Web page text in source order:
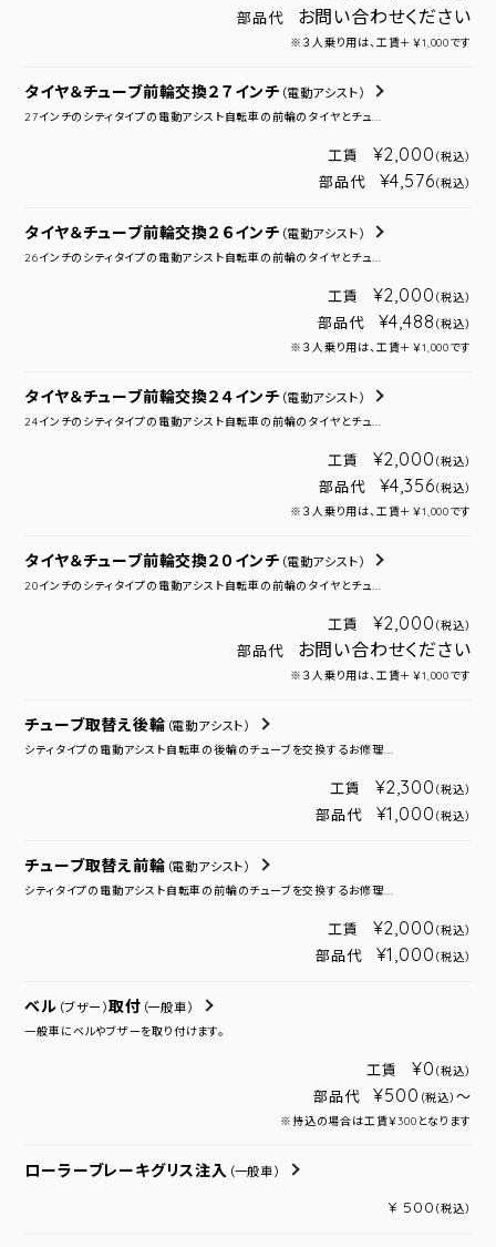
部品代 お問い合わせください
※３人乗り用は、工賃＋￥1,000です
タイヤ＆チューブ前輪交換２７インチ （電動アシスト）
27インチのシティタイプの電動アシスト自転車の前輪のタイヤとチュ...
工賃 ¥2,000 （税込）
部品代 ¥4,576（税込）
タイヤ＆チューブ前輪交換２６インチ （電動アシスト）
26インチのシティタイプの電動アシスト自転車の前輪のタイヤとチュ...
工賃 ¥2,000 （税込）
部品代 ¥4,488 （税込）
※３人乗り用は、工賃＋￥1,000です
タイヤ＆チューブ前輪交換２４インチ （電動アシスト）
24インチのシティタイプの電動アシスト自転車の前輪のタイヤとチュ...
工賃 ¥2,000 （税込）
部品代 ¥4,356（税込）
※３人乗り用は、工賃＋￥1,000です
タイヤ＆チューブ前輪交換２０インチ （電動アシスト）
20インチのシティタイプの電動アシスト自転車の前輪のタイヤとチュ...
工賃 ¥2,000 （税込）
部品代 お問い合わせください
※３人乗り用は、工賃＋￥1,000です
チューブ取替え後輪 （電動アシスト）
シティタイプの電動アシスト自転車の後輪のチューブを交換するお修理...
工賃 ¥2,300 （税込）
部品代 ¥1,000 （税込）
チューブ取替え前輪 （電動アシスト）
シティタイプの電動アシスト自転車の前輪のチューブを交換するお修理...
工賃 ¥2,000 （税込）
部品代 ¥1,000 （税込）
ベル （ブザー）取付 （一般車）
一般車にベルやブザーを取り付けます。
工賃 ¥0 （税込）
部品代 ¥500 （税込） ～
※持込の場合は工賃￥300となります
ローラーブレーキグリス注入 （一般車）
¥ 500 （税込）